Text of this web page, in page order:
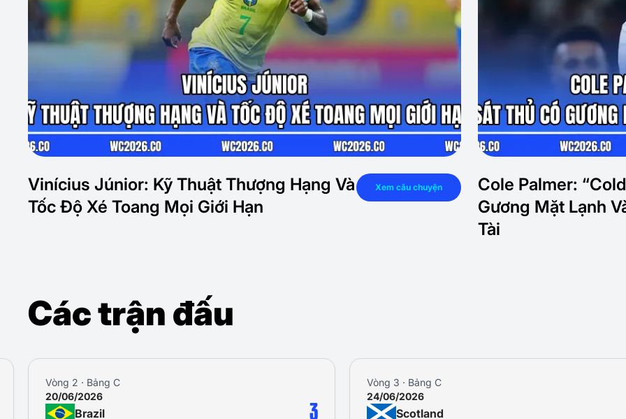
Vinícius Júnior: Kỹ Thuật Thượng Hạng Và
Tốc Độ Xé Toang Mọi Giới Hạn
Xem câu chuyện
Cole Palmer:
Gương Mặt Lạnh
Tài
Các trận đấu
Vòng 3 · Bảng C
24/06/2026
Scotland 0
Vòng 1 · Bảng C
13/06/2026
Brazil